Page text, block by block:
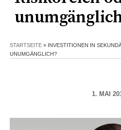
STARTSEITE » INVESTITIONEN IN
UNUMGÄNGLICH?
1. MAI